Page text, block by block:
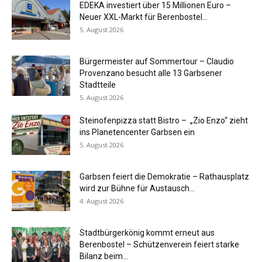
EDEKA investiert über 15 Millionen Euro –
Neuer XXL-Markt für Berenbostel...
5. August 2026
Bürgermeister auf Sommertour – Claudio
Provenzano besucht alle 13 Garbsener
Stadtteile
5. August 2026
Steinofenpizza statt Bistro – „Zio Enzo“ zieht
ins Planetencenter Garbsen ein
5. August 2026
Garbsen feiert die Demokratie – Rathausplatz
wird zur Bühne für Austausch...
4. August 2026
Stadtbürgerkönig kommt erneut aus
Berenbostel – Schützenverein feiert starke
Bilanz beim...